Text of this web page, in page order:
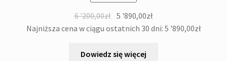
6 '200,00zł Pierwotna
cena
6
5 '890,00złAktualna
cena
Najniższa cena w ciągu ostatnich 30 dni: 5 '890,00zł
Dowiedz się więcej